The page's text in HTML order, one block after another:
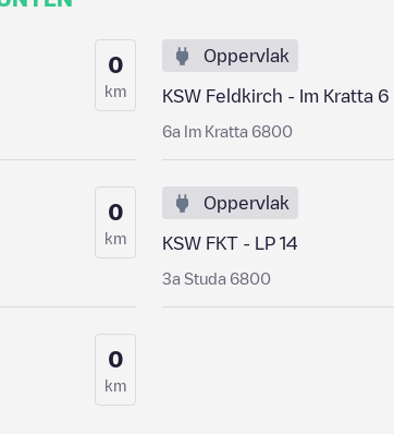
0
km
Oppervlak
KSW Feldkirch - Im Kratta 6
6a Im Kratta 6800
0
km
Oppervlak
KSW FKT - LP 14
3a Studa 6800
0
km